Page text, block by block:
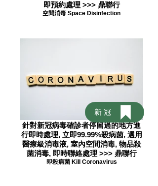
即預約處理 >>> 鼎聯行
空間消毒 Space Disinfection
針對新冠病毒確診者停留過的地方進
行即時處理, 立即99.99%殺病菌, 選用
醫療級消毒液, 室內空間消毒, 物品殺
菌消毒, 即時聯絡處理 >>> 鼎聯行
即殺病菌 Kill Coronavirus
新冠